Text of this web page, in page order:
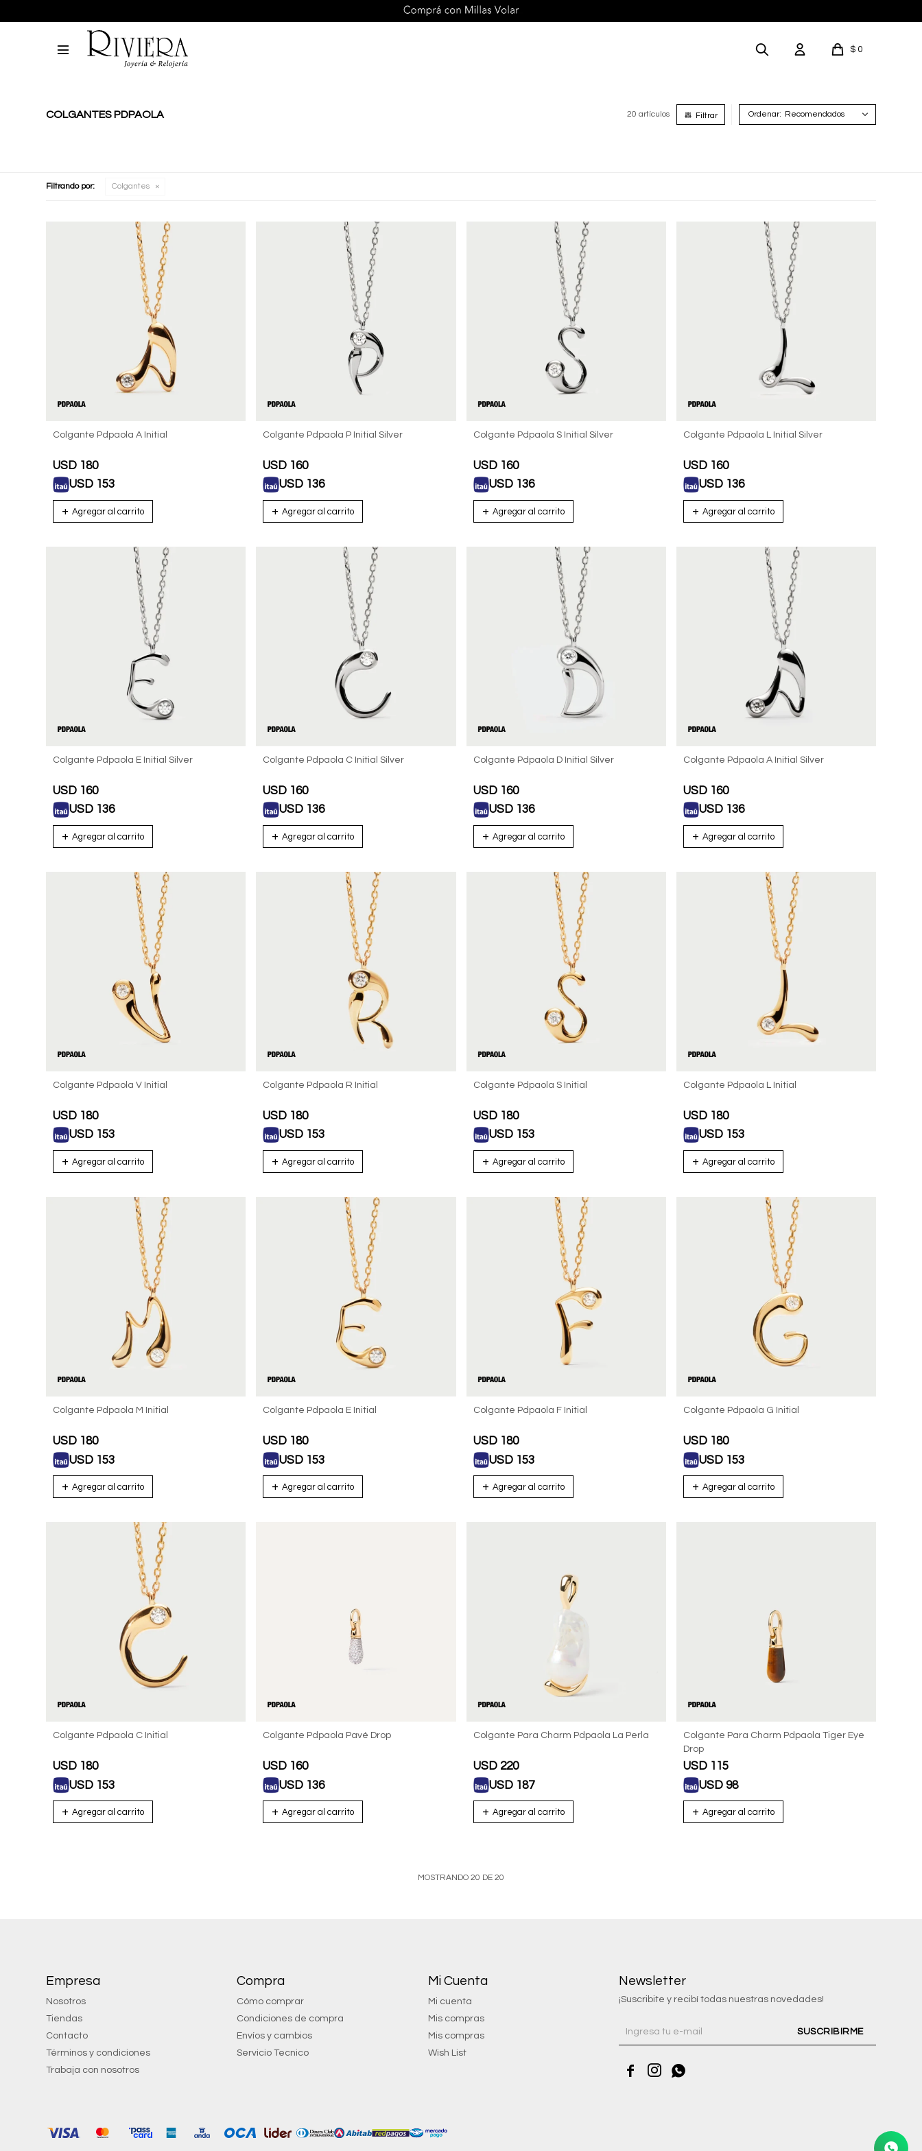
$ 0

COLGANTES PDPAOLA 20 artículos Recomendados
Filtrando por: Colgantes
Colgante Pdpaola A Initial
USD 180
USD 153
Colgante Pdpaola P Initial Silver
USD 160
USD 136
Colgante Pdpaola S Initial Silver
USD 160
USD 136
Colgante Pdpaola L Initial Silver
USD 160
USD 136
Colgante Pdpaola E Initial Silver
USD 160
USD 136
Colgante Pdpaola C Initial Silver
USD 160
USD 136
Colgante Pdpaola D Initial Silver
USD 160
USD 136
Colgante Pdpaola A Initial Silver
USD 160
USD 136
Colgante Pdpaola V Initial
USD 180
USD 153
Colgante Pdpaola R Initial
USD 180
USD 153
Colgante Pdpaola S Initial
USD 180
USD 153
Colgante Pdpaola L Initial
USD 180
USD 153
Colgante Pdpaola M Initial
USD 180
USD 153
Colgante Pdpaola E Initial
USD 180
USD 153
Colgante Pdpaola F Initial
USD 180
USD 153
Colgante Pdpaola G Initial
USD 180
USD 153
Colgante Pdpaola C Initial
USD 180
USD 153
Colgante Pdpaola Pavé Drop
USD 160
USD 136
Colgante Para Charm Pdpaola La Perla
USD 220
USD 187
Colgante Para Charm Pdpaola Tiger Eye
Drop
USD 115
USD 98
MOSTRANDO 20 DE 20
Empresa
Nosotros
Tiendas
Contacto
Términos y condiciones
Trabaja con nosotros
Compra
Cómo comprar
Condiciones de compra
Envíos y cambios
Servicio Tecnico
Mi Cuenta
Mi cuenta
Mis compras
Mis compras
Wish List
Newsletter
¡Suscribite y recibí todas nuestras novedades!
SUSCRIBIRME
  